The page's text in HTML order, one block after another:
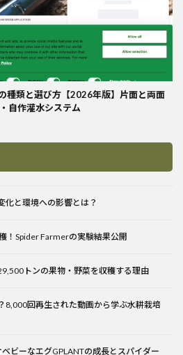
種類と選び方【2026年版】片面と両面
自作灌水システム
化と環境への影響とは？
！Spider Farmerの実験結果公開
トンの果物・野菜を収穫する理由
8,000回再生された動画から学ぶ水耕栽培
ビーなエグGPLANTの成長とスパイダー